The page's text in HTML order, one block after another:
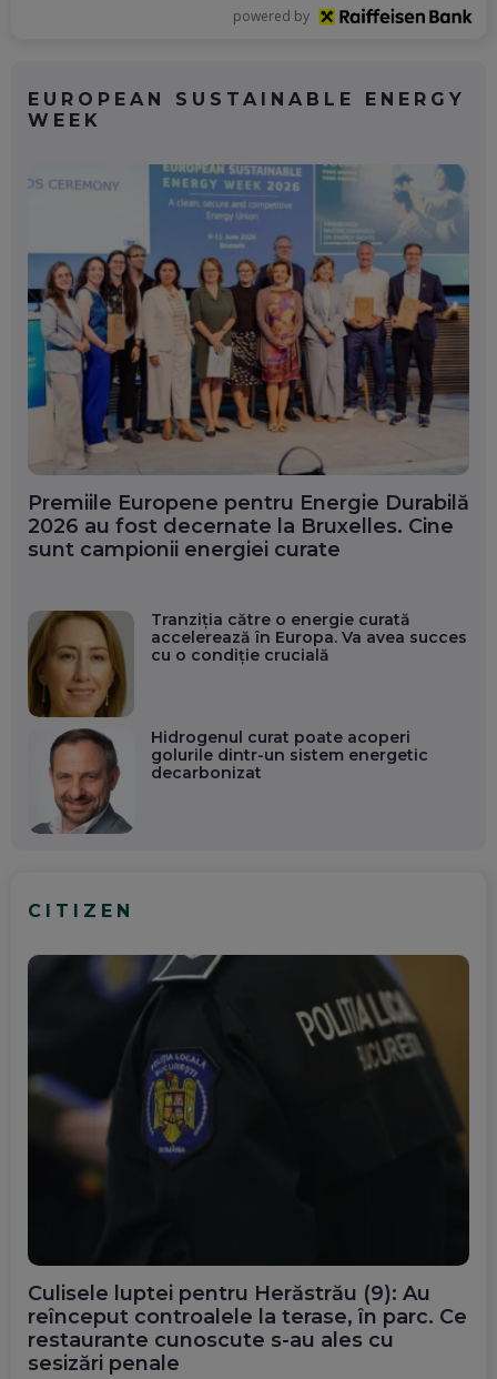
powered by
EUROPEAN SUSTAINABLE ENERGY
WEEK
Premiile Europene pentru Energie Durabilă
2026 au fost decernate la Bruxelles. Cine
sunt campionii energiei curate
Tranziția către o energie curată
accelerează în Europa. Va avea succes
cu o condiție crucială
Hidrogenul curat poate acoperi
golurile dintr-un sistem energetic
decarbonizat
CITIZEN
Culisele luptei pentru Herăstrău (9): Au
reînceput controalele la terase, în parc. Ce
restaurante cunoscute s-au ales cu
sesizări penale